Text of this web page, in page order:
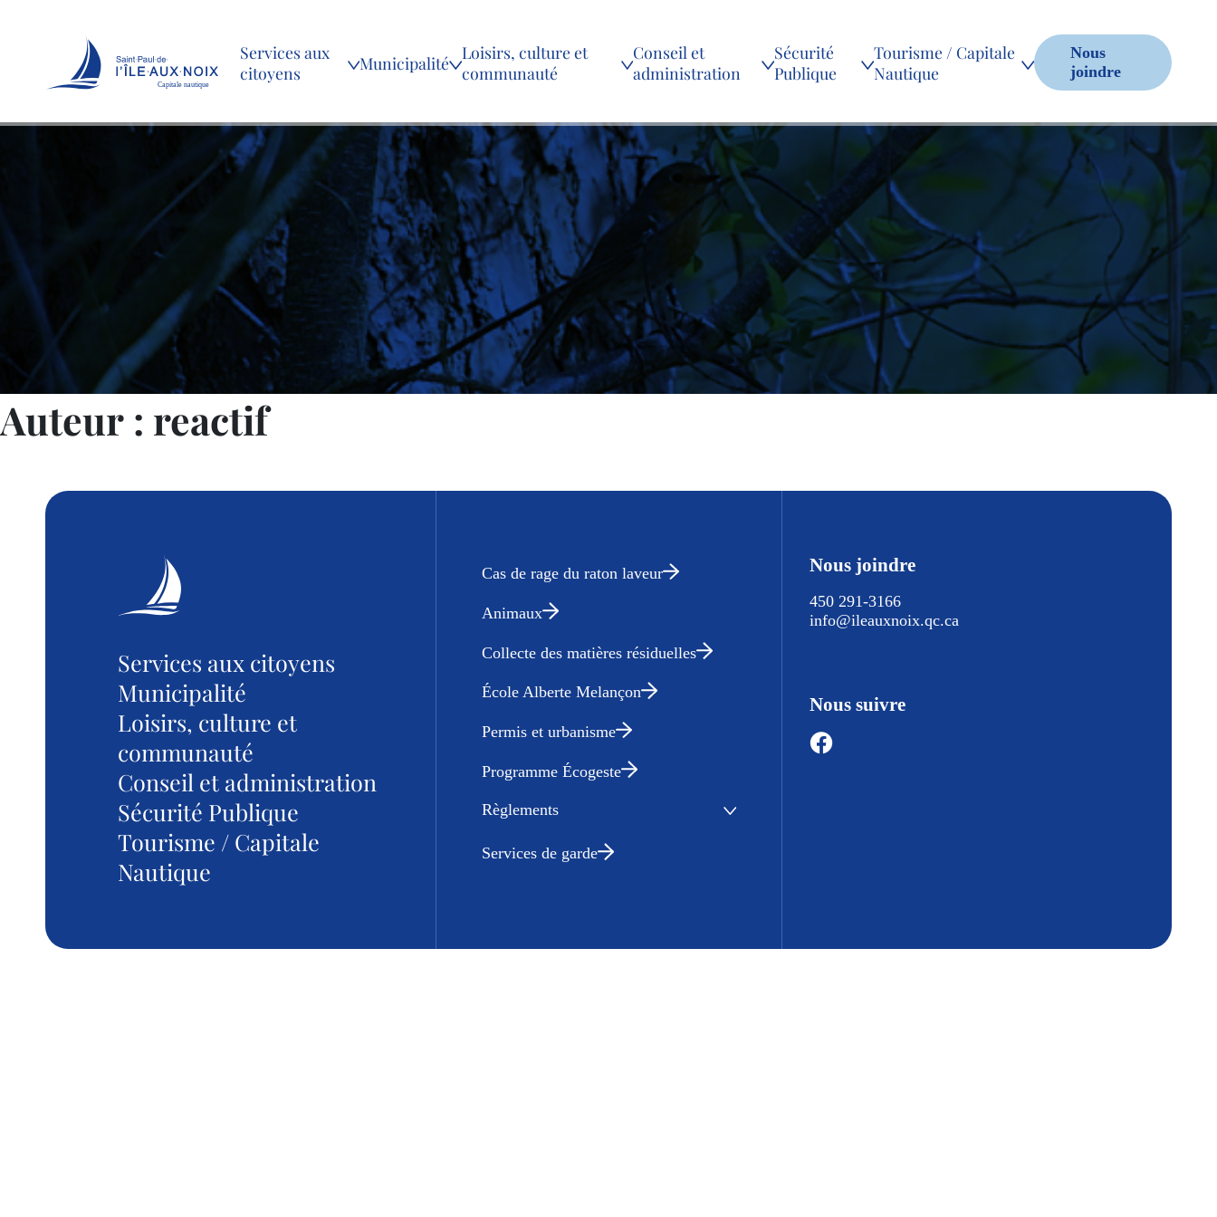
Skip
Capitale nautique
Services aux
citoyens
Municipalité
Loisirs, culture et
communauté
Conseil et
administration
Sécurité
Publique
Tourisme / Capitale
Nautique
Nous
joindre
Auteur : reactif
Services aux citoyens
Municipalité
Loisirs, culture et
communauté
Conseil et administration
Sécurité Publique
Tourisme / Capitale
Nautique
Cas de rage du raton laveur
Animaux
Collecte des matières résiduelles
École Alberte Melançon
Permis et urbanisme
Programme Écogeste
Règlements
Services de garde
Nous joindre
450 291-3166
info@ileauxnoix.qc.ca
Nous suivre